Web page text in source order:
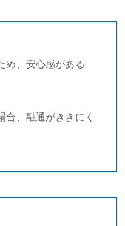
め、安心感がある
合、融通がききにく